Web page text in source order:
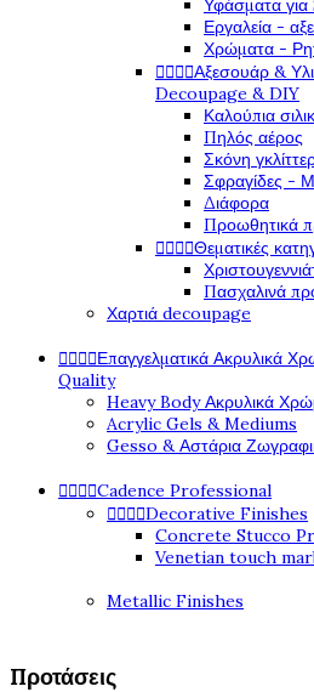
Υφάσματα
Εργαλεία -
Χρώματα -
Αξεσουάρ &
Decoupage & DIY
Καλούπια
Πηλός αέρος
Σκόνη
Σφραγίδες -
Διάφορα
Προωθητικά
Θεματικές
Πασχαλινά
Χαρτιά decoupage
Επαγγελματικά Ακρυλικά
Quality
Heavy Body Ακρυλικά
Acrylic Gels & Mediums
Gesso & Αστάρια
Cadence Professional
Decorative Finishes
Concrete Stucco
Venetian touch
Metallic Finishes
Προτάσεις